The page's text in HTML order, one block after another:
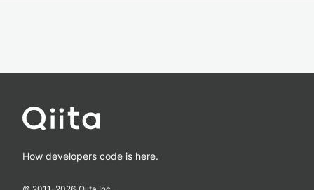
How developers code is here.